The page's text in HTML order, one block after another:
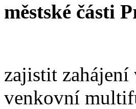
městské části
zajistit zahájení
venkovní